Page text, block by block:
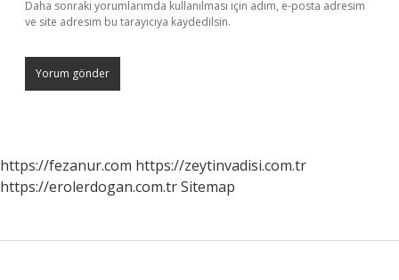
Daha sonraki yorumlarımda kullanılması için adım, e-posta adresim
ve site adresim bu tarayıcıya kaydedilsin.
https://fezanur.com https://zeytinvadisi.com.tr
https://erolerdogan.com.trSitemap